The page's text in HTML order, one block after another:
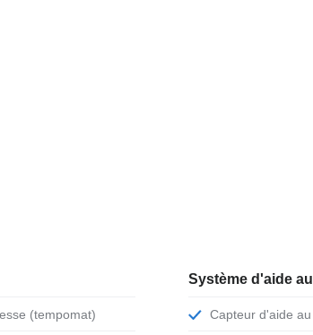
(tempomat)
Système d'aide
Capteur d'aide